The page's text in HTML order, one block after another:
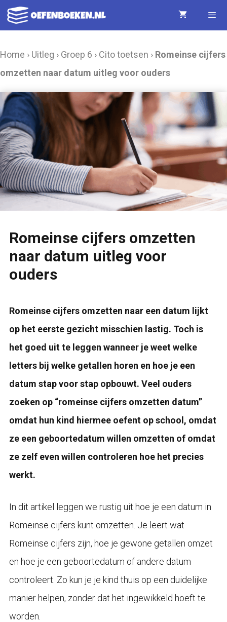
Ga
naar
Home › Uitleg › Groep 6 › Cito toetsen › Romeinse cijfers
omzetten naar datum uitleg voor ouders
Romeinse cijfers omzetten
naar datum uitleg voor
ouders
Romeinse cijfers omzetten naar een datum lijkt
op het eerste gezicht misschien lastig. Toch is
het goed uit te leggen wanneer je weet welke
letters bij welke getallen horen en hoe je een
datum stap voor stap opbouwt. Veel ouders
zoeken op “romeinse cijfers omzetten datum”
omdat hun kind hiermee oefent op school, omdat
ze een geboortedatum willen omzetten of omdat
ze zelf even willen controleren hoe het precies
werkt.
In dit artikel leggen we rustig uit hoe je een datum in
Romeinse cijfers kunt omzetten. Je leert wat
Romeinse cijfers zijn, hoe je gewone getallen omzet
en hoe je een geboortedatum of andere datum
controleert. Zo kun je je kind thuis op een duidelijke
manier helpen, zonder dat het ingewikkeld hoeft te
worden.